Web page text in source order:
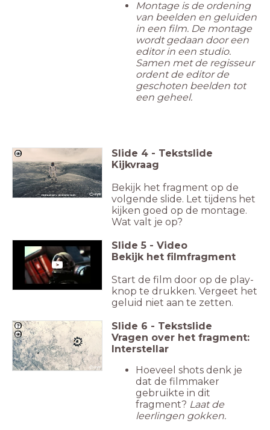
Montage is de ordening
van beelden en geluiden
in een film. De montage
wordt gedaan door een
editor in een studio.
Samen met de regisseur
ordent de editor de
geschoten beelden tot
een geheel.
Interstellar (2014, Christopher Nolan)
Slide 4 - Tekstslide
Kijkvraag
Bekijk het fragment op de
volgende slide. Let tijdens het
kijken goed op de montage.
Wat valt je op?
Slide 5 - Video
Bekijk het filmfragment
Start de film door op de play-
knop te drukken. Vergeet het
geluid niet aan te zetten.
Slide 6 - Tekstslide
Vragen over het fragment:
Interstellar
Hoeveel shots denk je
dat de filmmaker
gebruikte in dit
fragment? Laat de
leerlingen gokken.